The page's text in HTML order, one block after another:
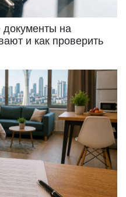
на
и как проверить